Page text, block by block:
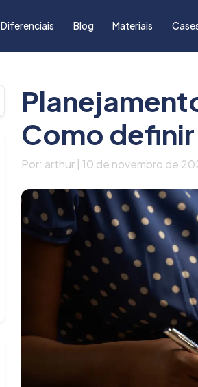
Diferenciais Blog Materiais
Como
Por: arthur | 10 de novembro de